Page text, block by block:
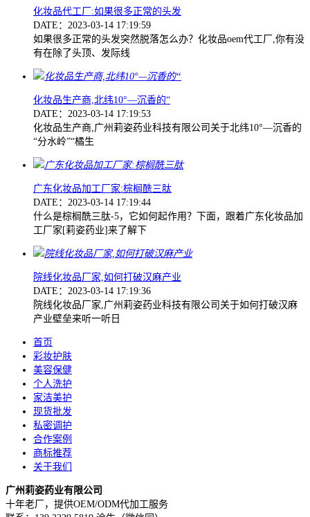
化妆品代工厂:如果很多正常的头发
DATE：2023-03-14 17:19:59
如果很多正常的头发突然脱落怎么办？化妆品oem代工厂,你有没
有在除了头顶、发际线
化妆品生产商,北纬10°—沉香的“
DATE：2023-03-14 17:19:53
化妆品生产商,广州莉姿药业科技有限公司关于北纬10°—沉香的
“分水岭”“橘生
广东化妆品加工厂家:棕榈酰三肽
DATE：2023-03-14 17:19:44
什么是棕榈酰三肽-5，它如何起作用？下面，跟着广东化妆品加
工厂家[莉姿药业]来了解下
院线化妆品厂家,如何打破汉麻产业
DATE：2023-03-14 17:19:36
院线化妆品厂家,广州莉姿药业科技有限公司关于如何打破汉麻
产业壁垒来听一听日
首页
彩妆护肤
美容保健
个人洗护
家洁美护
现货批发
私密调护
合作案例
商标推荐
关于我们
广州莉姿药业有限公司
十年老厂，提供OEM/ODM代加工服务